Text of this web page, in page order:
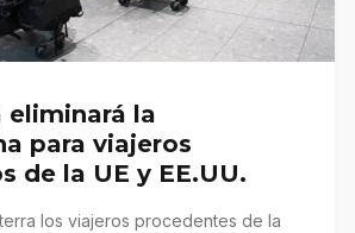
eliminará la
para viajeros
de la UE y EE.UU.
los viajeros procedentes de la